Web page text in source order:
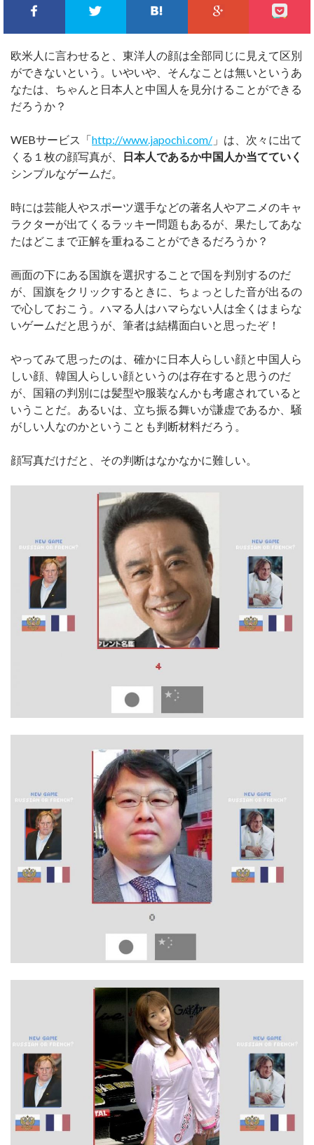
FACEBOOKでシェアTWITTERでシェアこのエントリーをはて
GOOGLE+
欧米人に言わせると、東洋人の顔は全部同じに見えて区別
ができないという。いやいや、そんなことは無いというあ
なたは、ちゃんと日本人と中国人を見分けることができる
だろうか？
WEBサービス「http://www.japochi.com/ 」は、次々に出て
くる１枚の顔写真が、
日本人であるか中国人か当てていく
シンプルなゲームだ。
時には芸能人やスポーツ選手などの著名人やアニメのキャ
ラクターが出てくるラッキー問題もあるが、果たしてあな
たはどこまで正解を重ねることができるだろうか？
画面の下にある国旗を選択することで国を判別するのだ
が、国旗をクリックするときに、ちょっとした音が出るの
で心しておこう。ハマる人はハマらない人は全くはまらな
いゲームだと思うが、筆者は結構面白いと思ったぞ！
やってみて思ったのは、確かに日本人らしい顔と中国人ら
しい顔、韓国人らしい顔というのは存在すると思うのだ
が、国籍の判別には髪型や服装なんかも考慮されていると
いうことだ。あるいは、立ち振る舞いが謙虚であるか、騒
がしい人なのかということも判断材料だろう。
顔写真だけだと、その判断はなかなかに難しい。